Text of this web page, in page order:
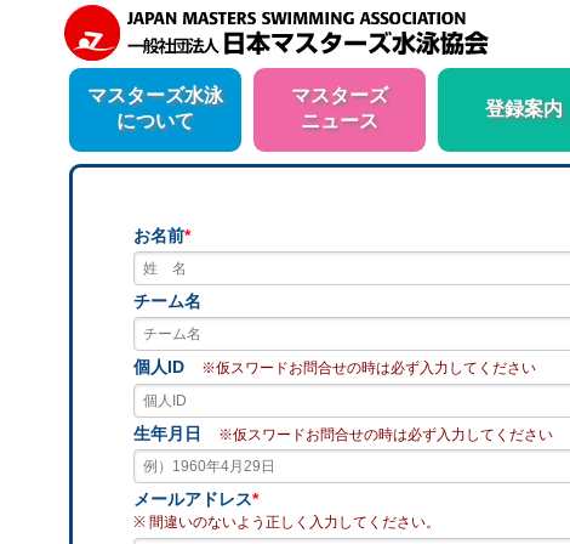
マスターズ水泳
について
マスターズ
ニュース
登録案内
お名前*
チーム名
個人ID ※仮スワードお問合せの時は必ず入力してください
生年月日 ※仮スワードお問合せの時は必ず入力してください
メールアドレス*
※ 間違いのないよう正しく入力してください。